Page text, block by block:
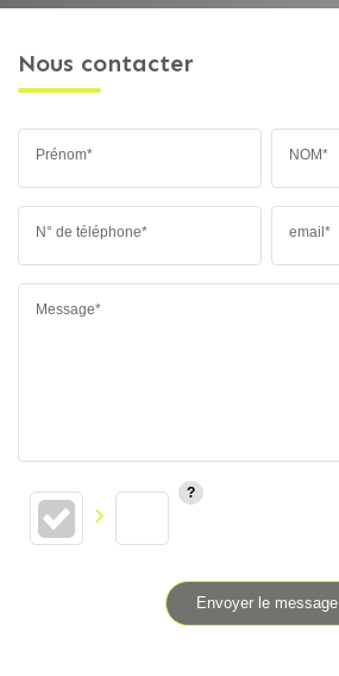
Nous contacter
Prénom* NOM*
N° de téléphone* email*
Message*
Envoyer le message